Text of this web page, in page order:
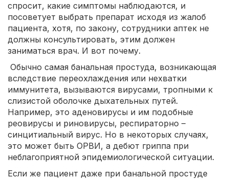
спросит, какие симптомы наблюдаются, и
посоветует выбрать препарат исходя из жалоб
пациента, хотя, по закону, сотрудники аптек не
должны консультировать, этим должен
заниматься врач. И вот почему.
Обычно самая банальная простуда, возникающая
вследствие переохлаждения или нехватки
иммунитета, вызываются вирусами, тропными к
слизистой оболочке дыхательных путей.
Например, это аденовирусы и им подобные
реовирусы и риновирусы, респираторно –
синцитиальный вирус. Но в некоторых случаях,
это может быть ОРВИ, а дебют гриппа при
неблагоприятной эпидемиологической ситуации.
Если же пациент даже при банальной простуде